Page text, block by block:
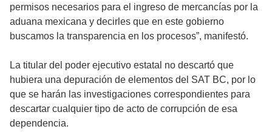
permisos necesarios para el ingreso de mercancías por la
aduana mexicana y decirles que en este gobierno
buscamos la transparencia en los procesos”, manifestó.
La titular del poder ejecutivo estatal no descartó que
hubiera una depuración de elementos del SAT BC, por lo
que se harán las investigaciones correspondientes para
descartar cualquier tipo de acto de corrupción de esa
dependencia.